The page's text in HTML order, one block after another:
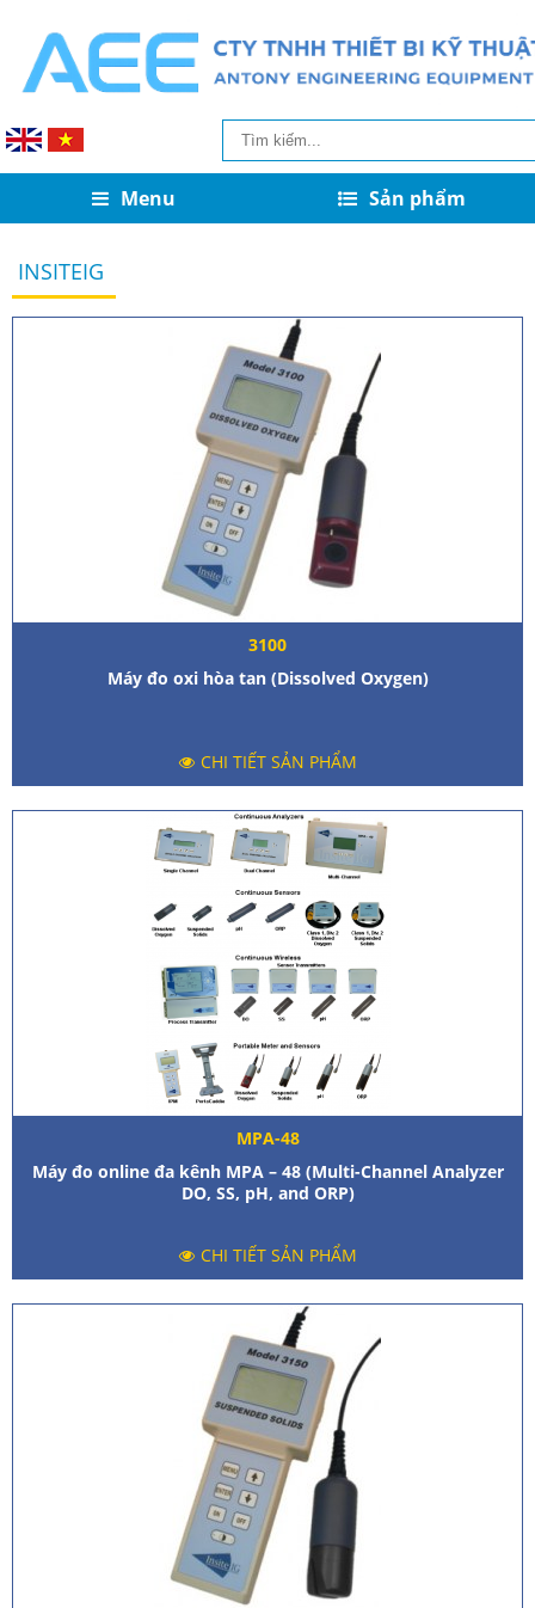
Menu Sản phẩm
INSITEIG
3100
Máy đo oxi hòa tan (Dissolved Oxygen)
CHI TIẾT SẢN PHẨM
MPA-48
Máy đo online đa kênh MPA – 48 (Multi-Channel Analyzer
DO, SS, pH, and ORP)
CHI TIẾT SẢN PHẨM